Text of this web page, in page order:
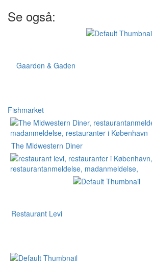
Se også:
Gaarden & Gaden
Fishmarket
The Midwestern Diner
Restaurant Levi